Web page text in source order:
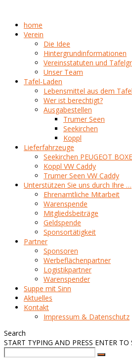
home
Verein
Die Idee
Hintergrundinformationen
Vereinsstatuten und
Unser Team
Tafel-Laden
Lebensmittel aus dem
Wer ist berechtigt?
Ausgabestellen
Trumer Seen
Seekirchen
Koppl
Lieferfahrzeuge
Seekirchen PEUGEOT
Koppl VW Caddy
Trumer Seen VW Caddy
Unterstützen Sie uns durch Ihre …
Ehrenamtliche Mitarbeit
Warenspende
Mitgliedsbeiträge
Geldspende
Sponsortätigkeit
Partner
Sponsoren
Werbeflächenpartner
Logistikpartner
Warenspender
Suppe mit Sinn
Aktuelles
Kontakt
Impressum & Datenschutz
Search
START TYPING AND PRESS ENTER TO